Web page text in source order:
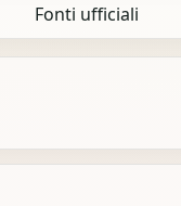
Fonti ufficiali